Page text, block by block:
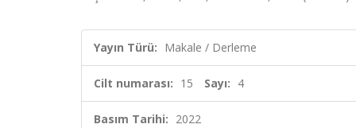
Yayın Türü: Makale / Derleme
Cilt numarası: 15 Sayı: 4
Basım Tarihi: 2022